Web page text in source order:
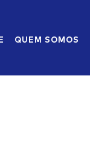
QUEM SOMOS